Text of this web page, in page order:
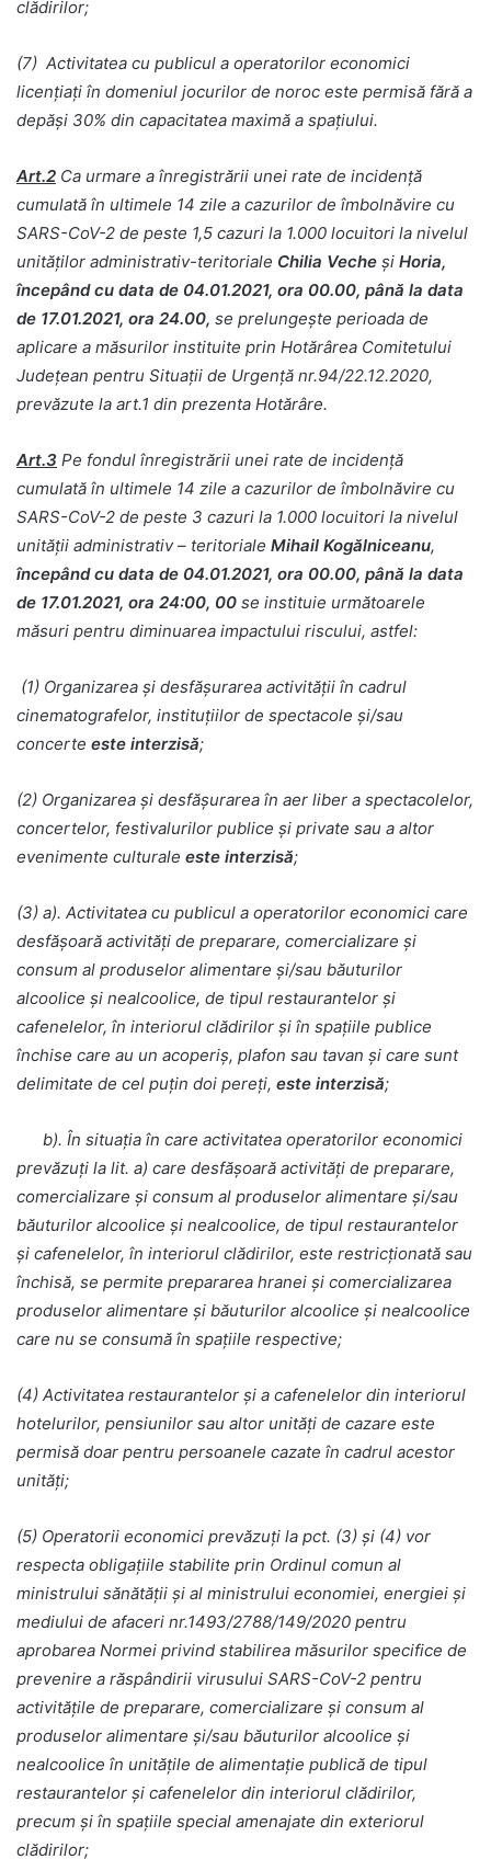
clădirilor;
(7) Activitatea cu publicul a operatorilor economici
licențiați în domeniul jocurilor de noroc este permisă fără a
depăși 30% din capacitatea maximă a spațiului.
Art.2 Ca urmare a înregistrării unei rate de incidență
cumulată în ultimele 14 zile a cazurilor de îmbolnăvire cu
SARS-CoV-2 de peste 1,5 cazuri la 1.000 locuitori la nivelul
unităților administrativ-teritoriale Chilia Veche și Horia,
începând cu data de 04.01.2021, ora 00.00, până la data
de 17.01.2021, ora 24.00, se prelungește perioada de
aplicare a măsurilor instituite prin Hotărârea Comitetului
Județean pentru Situații de Urgență nr.94/22.12.2020,
prevăzute la art.1 din prezenta Hotărâre.
Art.3 Pe fondul înregistrării unei rate de incidență
cumulată în ultimele 14 zile a cazurilor de îmbolnăvire cu
SARS-CoV-2 de peste 3 cazuri la 1.000 locuitori la nivelul
unității administrativ – teritoriale Mihail Kogălniceanu,
începând cu data de 04.01.2021, ora 00.00, până la data
de 17.01.2021, ora 24:00, 00 se instituie următoarele
măsuri pentru diminuarea impactului riscului, astfel:
(1) Organizarea și desfășurarea activității în cadrul
cinematografelor, instituțiilor de spectacole și/sau
concerte este interzisă;
(2) Organizarea și desfășurarea în aer liber a spectacolelor,
concertelor, festivalurilor publice și private sau a altor
evenimente culturale este interzisă;
(3) a). Activitatea cu publicul a operatorilor economici care
desfășoară activități de preparare, comercializare și
consum al produselor alimentare și/sau băuturilor
alcoolice și nealcoolice, de tipul restaurantelor și
cafenelelor, în interiorul clădirilor și în spațiile publice
închise care au un acoperiș, plafon sau tavan și care sunt
delimitate de cel puțin doi pereți, este interzisă;
b). În situaţia în care activitatea operatorilor economici
prevăzuţi la lit. a) care desfăşoară activităţi de preparare,
comercializare şi consum al produselor alimentare şi/sau
băuturilor alcoolice şi nealcoolice, de tipul restaurantelor
şi cafenelelor, în interiorul clădirilor, este restricționată sau
închisă, se permite prepararea hranei şi comercializarea
produselor alimentare şi băuturilor alcoolice şi nealcoolice
care nu se consumă în spaţiile respective;
(4) Activitatea restaurantelor și a cafenelelor din interiorul
hotelurilor, pensiunilor sau altor unități de cazare este
permisă doar pentru persoanele cazate în cadrul acestor
unități;
(5) Operatorii economici prevăzuţi la pct. (3) şi (4) vor
respecta obligaţiile stabilite prin Ordinul comun al
ministrului sănătăţii şi al ministrului economiei, energiei şi
mediului de afaceri nr.1493/2788/149/2020 pentru
aprobarea Normei privind stabilirea măsurilor specifice de
prevenire a răspândirii virusului SARS-CoV-2 pentru
activităţile de preparare, comercializare şi consum al
produselor alimentare şi/sau băuturilor alcoolice şi
nealcoolice în unităţile de alimentaţie publică de tipul
restaurantelor şi cafenelelor din interiorul clădirilor,
precum şi în spaţiile special amenajate din exteriorul
clădirilor;